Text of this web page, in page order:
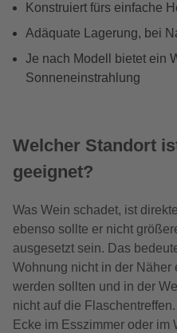
Konstruiert fürs einfache
Adäquate Lagerung, bei
Je nach Modell bietet ein
Sonneneinstrahlung
Welcher Standort
geeignet?
Was Wein schadet, ist
ebenso sollte er nicht
ausgesetzt sein. Das
Wohnung nicht in der
werden sollten und in der
nicht auf die
Ecke im Esszimmer oder im